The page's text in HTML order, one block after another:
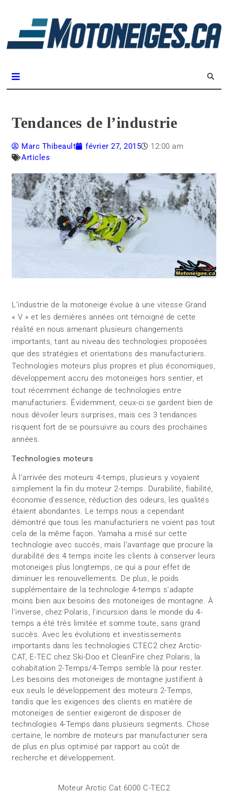
Tendances de l’industrie
Marc Thibeault février 27, 2015
12:00 am
Articles
L’industrie de la motoneige évolue à une vitesse Grand
« V » et les dernières années ont témoigné de cette
réalité en nous amenant plusieurs changements
importants, tant au niveau des technologies proposées
que des stratégies et orientations des manufacturiers.
Technologies moteurs plus propres et plus économiques,
développement accru des motoneiges hors sentier, et
tout récemment échange de technologies entre
manufacturiers. Évidemment, ceux-ci se gardent bien de
nous dévoiler leurs surprises, mais ces 3 tendances
risquent fort de se poursuivre au cours des prochaines
années.
Technologies moteurs
À l’arrivée des moteurs 4-temps, plusieurs y voyaient
simplement la fin du moteur 2-temps. Durabilité, fiabilité,
économie d’essence, réduction des odeurs, les qualités
étaient abondantes. Le temps nous a cependant
démontré que tous les manufacturiers ne voient pas tout
cela de la même façon. Yamaha a misé sur cette
technologie avec succès, mais l’avantage que procure la
durabilité des 4 temps incite les clients à conserver leurs
motoneiges plus longtemps, ce qui a pour effet de
diminuer les renouvellements. De plus, le poids
supplémentaire de la technologie 4-temps s’adapte
moins bien aux besoins des motoneiges de montagne. À
l’inverse, chez Polaris, l’incursion dans le monde du 4-
temps a été très limitée et somme toute, sans grand
succès. Avec les évolutions et investissements
importants dans les technologies CTEC2 chez Arctic-
CAT, E-TEC chez Ski-Doo et CleanFire chez Polaris, la
cohabitation 2-Temps/4-Temps semble là pour rester.
Les besoins des motoneiges de montagne justifient à
eux seuls le développement des moteurs 2-Temps,
tandis que les exigences des clients en matière de
motoneiges de sentier exigeront de disposer de
technologies 4-Temps dans plusieurs segments. Chose
certaine, le nombre de moteurs par manufacturier sera
de plus en plus optimisé par rapport au coût de
recherche et développement.
Moteur Arctic Cat 6000 C-TEC2